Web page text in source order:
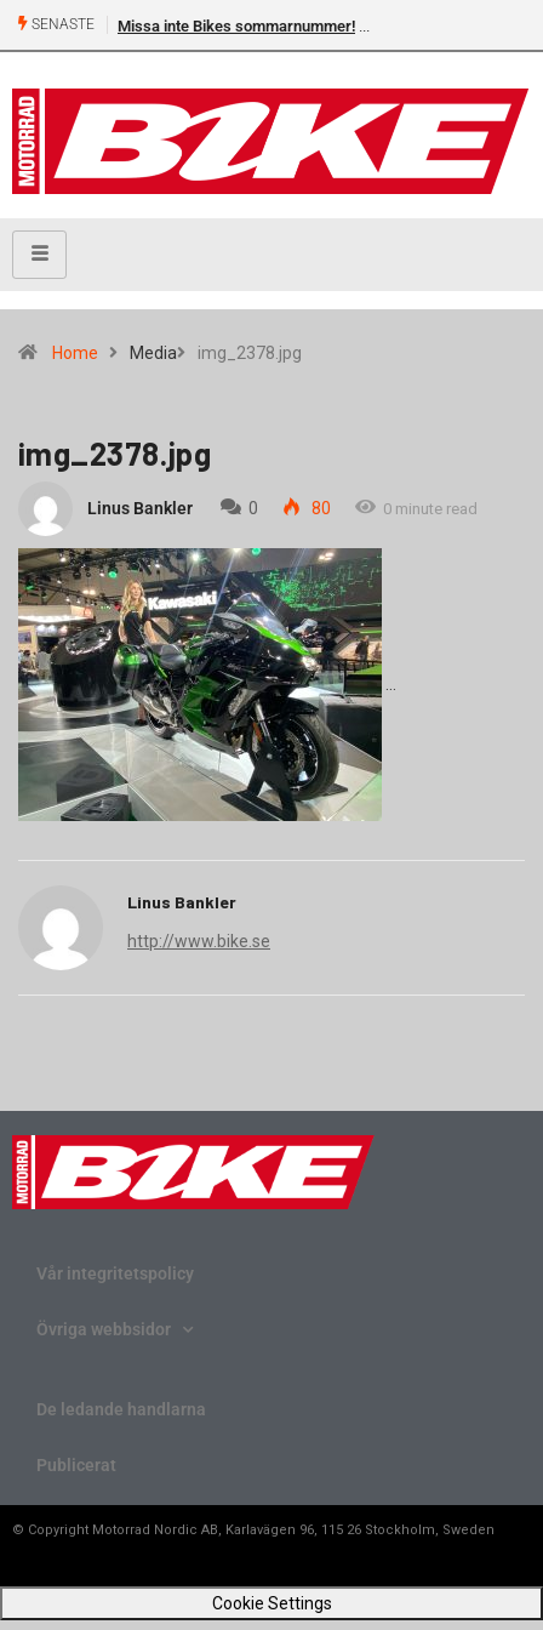
SENASTE Missa inte Bikes sommarnummer!
Home Media img_2378.jpg
img_2378.jpg
Linus Bankler 0 80 0 minute read
Linus Bankler
http://www.bike.se
Vår integritetspolicy
Övriga webbsidor
De ledande handlarna
Publicerat
© Copyright Motorrad Nordic AB, Karlavägen 96, 115 26 Stockholm, Sweden
Cookie Settings